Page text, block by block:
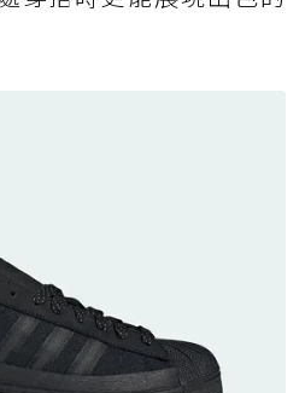
Motion Access：
輕量化工裝健走鞋雨天必備
Voyage NITRO™ 4
底注入，回彈與防滑兼具的